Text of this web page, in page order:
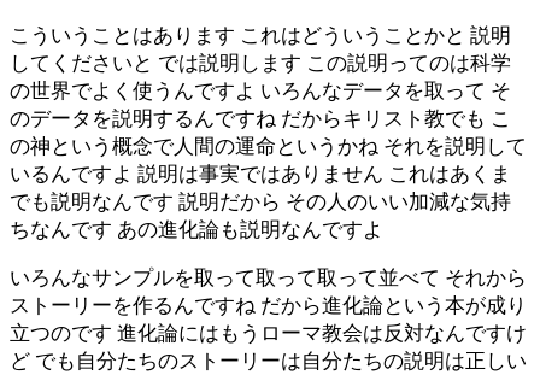
こういうことはあります これはどういうことかと 説明
してくださいと では説明します この説明ってのは科学
の世界でよく使うんですよ いろんなデータを取って そ
のデータを説明するんですね だからキリスト教でも こ
の神という概念で人間の運命というかね それを説明して
いるんですよ 説明は事実ではありません これはあくま
でも説明なんです 説明だから その人のいい加減な気持
ちなんです あの進化論も説明なんですよ
いろんなサンプルを取って取って取って並べて それから
ストーリーを作るんですね だから進化論という本が成り
立つのです 進化論にはもうローマ教会は反対なんですけ
ど でも自分たちのストーリーは自分たちの説明は正しい